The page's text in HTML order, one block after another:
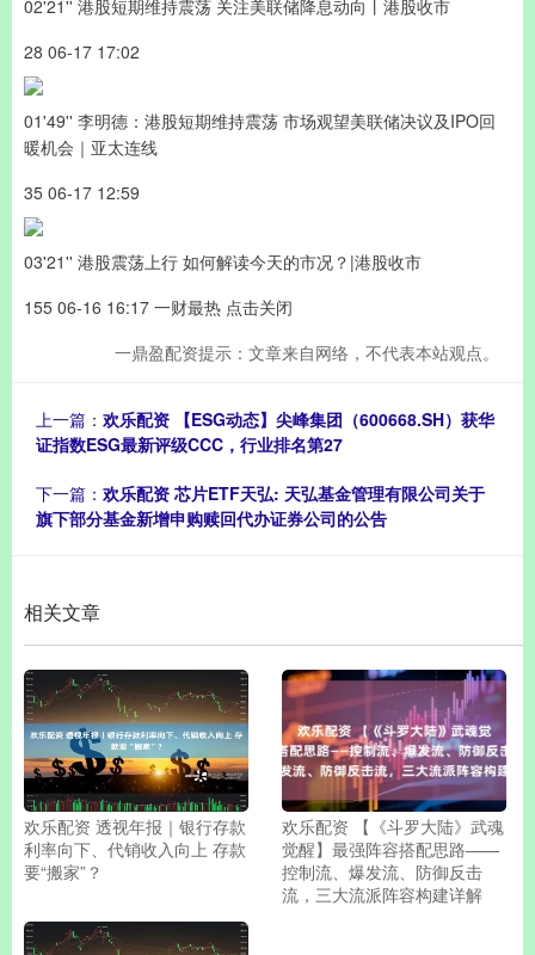
02'21'' 港股短期维持震荡 关注美联储降息动向丨港股收市
28 06-17 17:02
01'49'' 李明德：港股短期维持震荡 市场观望美联储决议及IPO回
暖机会｜亚太连线
35 06-17 12:59
03'21'' 港股震荡上行 如何解读今天的市况？|港股收市
155 06-16 16:17 一财最热 点击关闭
一鼎盈配资提示：文章来自网络，不代表本站观点。
上一篇： 欢乐配资 【ESG动态】尖峰集团（600668.SH）获华
证指数ESG最新评级CCC，行业排名第27
下一篇： 欢乐配资 芯片ETF天弘: 天弘基金管理有限公司关于
旗下部分基金新增申购赎回代办证券公司的公告
相关文章
欢乐配资 透视年报｜银行存款
利率向下、代销收入向上 存款
要“搬家”？
欢乐配资 【《斗罗大陆》武魂
觉醒】最强阵容搭配思路——
控制流、爆发流、防御反击
流，三大流派阵容构建详解